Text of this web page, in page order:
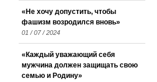
«Не хочу допустить, чтобы
фашизм возродился вновь»
01 / 07 / 2024
«Каждый уважающий себя
мужчина должен защищать свою
семью и Родину»